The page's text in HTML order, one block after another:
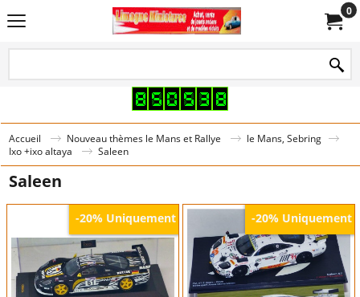
0
Accueil Nouveau thèmes le Mans et Rallye
le Mans, Sebring
Ixo +ixo altaya
Saleen
Saleen
-20% Uniquement -20% Uniquement